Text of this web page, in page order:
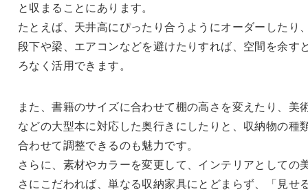
と収まることにあります。
たとえば、天井高にぴったり合うようにオーダーしたり
段下や梁、エアコンなどを避けたりすれば、空間を余す
ろなく活用できます。
また、書籍のサイズに合わせて棚の高さを変えたり、美
などの大型本に対応した奥行きにしたりと、収納物の種
合わせて調整できるのも魅力です。
さらに、素材やカラーを変更して、インテリアとしての
さにこだわれば、単なる収納家具にとどまらず、「見せ